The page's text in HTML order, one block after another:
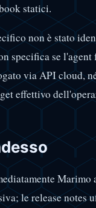
statici.
non è stato
specifica se l'agent
via API cloud,
effettivo
Marimo
le release notes